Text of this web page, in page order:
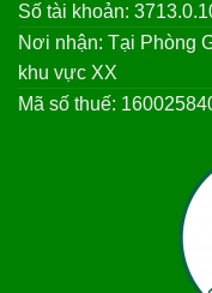
Số tài khoản:
Nơi nhận: Tại Phòng
khu vực XX
Mã số thuế: